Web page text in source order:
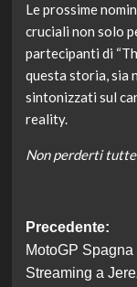
Le prossime
cruciali non solo
partecipanti di
questa storia, sia
sintonizzati sul
reality.
Non perderti
articolo
Precedente:
MotoGP
Streaming a